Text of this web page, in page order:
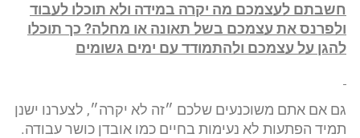
חשבתם לעצמכם מה יקרה במידה ולא תוכלו לעבוד
ולפרנס את עצמכם בשל תאונה או מחלה? כך תוכלו
להגן על עצמכם ולהתמודד עם ימים גשומים
גם אם אתם משוכנעים שלכם ״זה לא יקרה״, לצערנו ישנן
תמיד הפתעות לא נעימות בחיים כמו אובדן כושר עבודה.